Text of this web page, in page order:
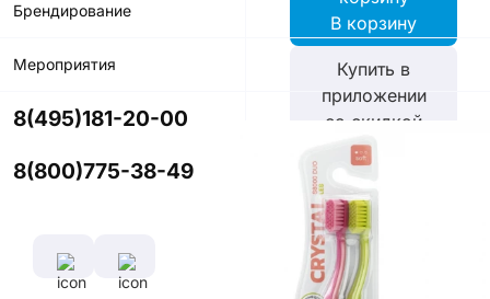
Брендирование
Мероприятия
8(495)181-20-00
8(800)775-38-49
В корзину
Купить в
приложении
со скидкой
Цвет